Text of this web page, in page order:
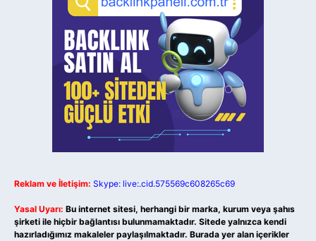
Reklam ve İletişim: Skype: live:.cid.575569c608265c69
Yasal Uyarı: Bu internet sitesi, herhangi bir marka, kurum veya şahıs
şirketi ile hiçbir bağlantısı bulunmamaktadır. Sitede yalnızca kendi
hazırladığımız makaleler paylaşılmaktadır. Burada yer alan içerikler